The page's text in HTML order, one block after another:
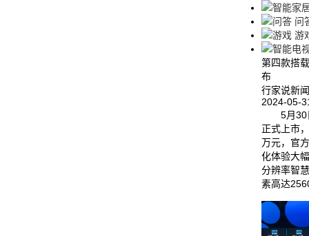
问
游
第四款搭
布
行家说新
2024-05-
5月30日
正式上市
万元，官
化体验大
分辨率智
素高达